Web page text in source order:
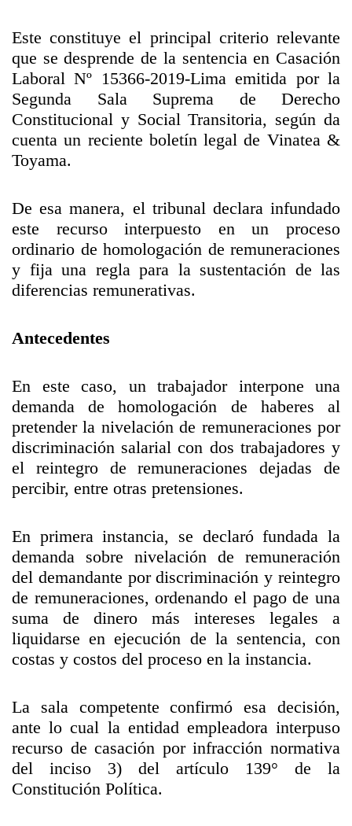
Este constituye el principal criterio relevante
que se desprende de la sentencia en Casación
Laboral Nº 15366-2019-Lima emitida por la
Segunda Sala Suprema de Derecho
Constitucional y Social Transitoria, según da
cuenta un reciente boletín legal de Vinatea &
Toyama.
De esa manera, el tribunal declara infundado
este recurso interpuesto en un proceso
ordinario de homologación de remuneraciones
y fija una regla para la sustentación de las
diferencias remunerativas.
Antecedentes
En este caso, un trabajador interpone una
demanda de homologación de haberes al
pretender la nivelación de remuneraciones por
discriminación salarial con dos trabajadores y
el reintegro de remuneraciones dejadas de
percibir, entre otras pretensiones.
En primera instancia, se declaró fundada la
demanda sobre nivelación de remuneración
del demandante por discriminación y reintegro
de remuneraciones, ordenando el pago de una
suma de dinero más intereses legales a
liquidarse en ejecución de la sentencia, con
costas y costos del proceso en la instancia.
La sala competente confirmó esa decisión,
ante lo cual la entidad empleadora interpuso
recurso de casación por infracción normativa
del inciso 3) del artículo 139° de la
Constitución Política.